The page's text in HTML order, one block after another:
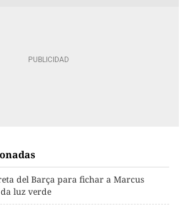
del Barça para fichar a Marcus
luz verde